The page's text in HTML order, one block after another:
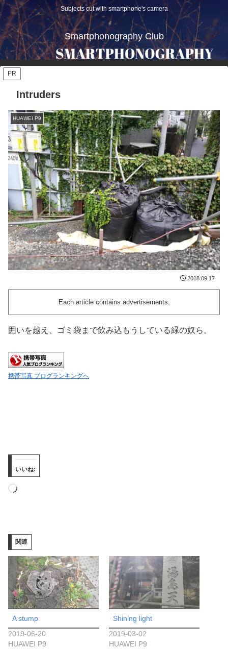
Subjects cut with smartphone's camera
Smartphonography Club
PR
Intruders
HUAWEI P9
2018.09.17
Each article contains advertisements.
囲いを越え、ゴミ袋まで飲み込もうしている緑の奴ら。
携帯写真 ブログランキングへ
いいね:
読
み
中…
関連
A stump
2019-06-20
HUAWEI P9
Shining light
2019-03-02
HUAWEI P9